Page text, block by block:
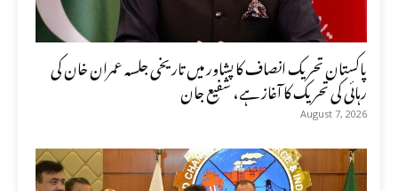
پاکستان تحریک انصاف کا پشاور میں تاریخی جلسہ عمران خان کی
رہائی کی تحریک کا آغاز ہے، شفیع جان
August 7, 2026